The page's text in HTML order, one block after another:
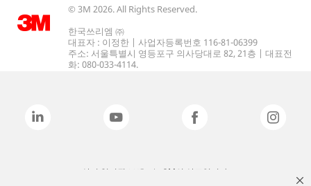
© 3M 2026. All Rights Reserved.
한국쓰리엠 ㈜
대표자 : 이정한 | 사업자등록번호 116-81-06399
주소: 서울특별시 영등포구 의사당대로 82, 21층 | 대표전
화: 080-033-4114.
상기 열거된 브랜드는 3M의 상표입니다.